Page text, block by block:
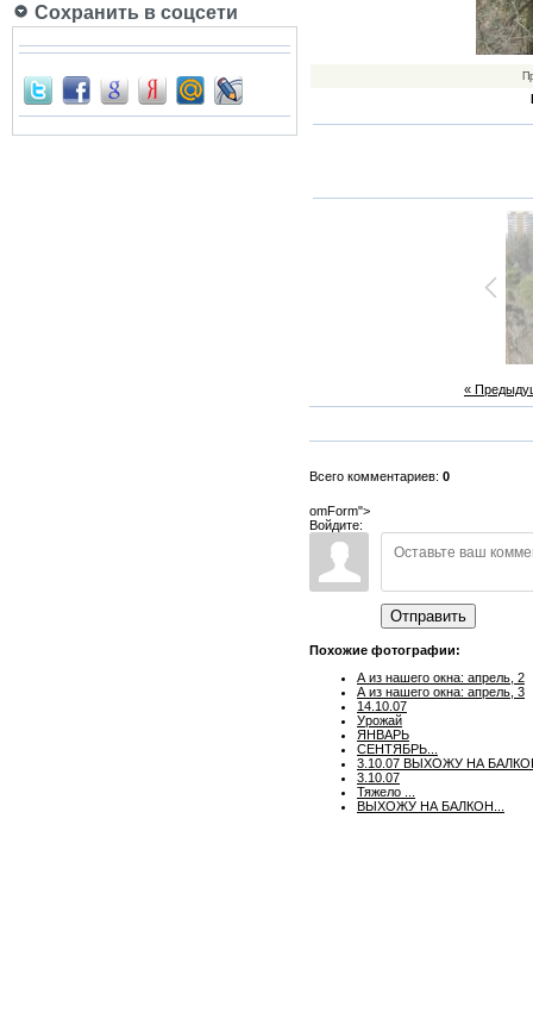
Сохранить в соцсети
«
Всего комментариев: 0
omForm">
Войдите:
Отправить
Похожие фотографии:
А из нашего окна: апрель, 2
А из нашего окна: апрель, 3
14.10.07
Урожай
ЯНВАРЬ
СЕНТЯБРЬ...
3.10.07 ВЫХОЖУ НА
3.10.07
Тяжело ...
ВЫХОЖУ НА БАЛКОН...